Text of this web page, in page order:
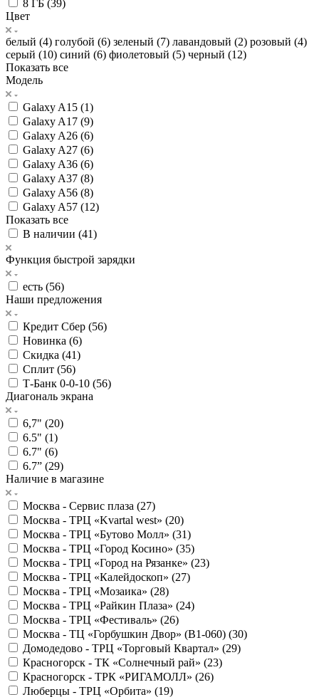
8 ГБ (39)
Цвет
белый (4) голубой (6) зеленый (7) лавандовый (2) розовый (4)
серый (10) синий (6) фиолетовый (5) черный (12)
Показать все
Модель
Galaxy A15 (1)
Galaxy A17 (9)
Galaxy A26 (6)
Galaxy A27 (6)
Galaxy A36 (6)
Galaxy A37 (8)
Galaxy A56 (8)
Galaxy A57 (12)
Показать все
В наличии (41)
Функция быстрой зарядки
есть (56)
Наши предложения
Кредит Сбер (56)
Новинка (6)
Скидка (41)
Сплит (56)
Т-Банк 0-0-10 (56)
Диагональ экрана
6,7" (20)
6.5" (1)
6.7" (6)
6.7” (29)
Наличие в магазине
Москва - Сервис плаза (27)
Москва - ТРЦ «Kvartal west» (20)
Москва - ТРЦ «Бутово Молл» (31)
Москва - ТРЦ «Город Косино» (35)
Москва - ТРЦ «Город на Рязанке» (23)
Москва - ТРЦ «Калейдоскоп» (27)
Москва - ТРЦ «Мозаика» (28)
Москва - ТРЦ «Райкин Плаза» (24)
Москва - ТРЦ «Фестиваль» (26)
Москва - ТЦ «Горбушкин Двор» (B1-060) (30)
Домодедово - ТРЦ «Торговый Квартал» (29)
Красногорск - ТК «Солнечный рай» (23)
Красногорск - ТРК «РИГАМОЛЛ» (26)
Люберцы - ТРЦ «Орбита» (19)